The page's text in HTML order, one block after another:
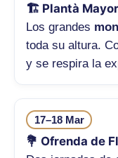
🏗️ Plantà Mayor
Los grandes
toda su altura.
y se respira la
17–18 Mar
💐 Ofrenda de